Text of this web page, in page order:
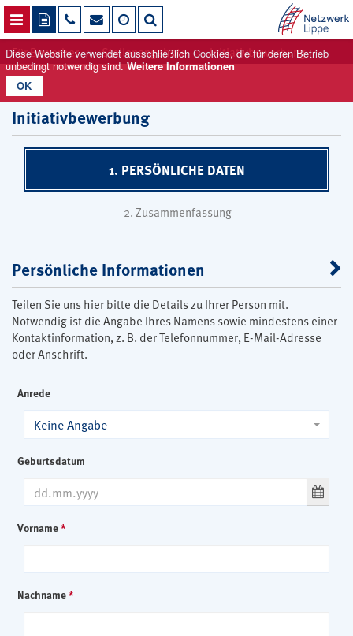
OK
Diese Website verwendet ausschließlich Cookies, die für deren Betrieb
unbedingt notwendig sind.Weitere Informationen
NAVIGATION ÖFFNEN
Für Bewerber Stellenangebote Initiativbewerbung
Initiativbewerbung
1. PERSÖNLICHE DATEN
2. Zusammenfassung
Persönliche Informationen
Teilen Sie uns hier bitte die Details zu Ihrer Person mit.
Notwendig ist die Angabe Ihres Namens sowie mindestens einer
Kontaktinformation, z. B. der Telefonnummer, E-Mail-Adresse
oder Anschrift.
Anrede
Keine Angabe
Geburtsdatum
Vorname*
Nachname*